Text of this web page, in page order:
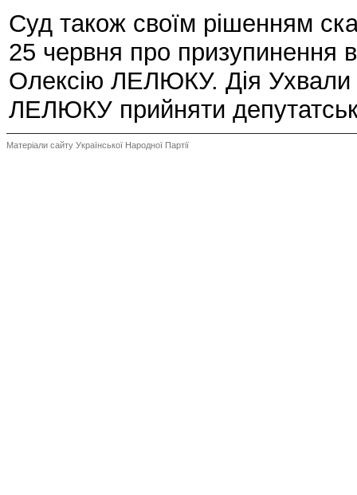
Суд також своїм рішенням
25 червня про призупинення
Олексію ЛЕЛЮКУ. Дія Ухвали
ЛЕЛЮКУ прийняти
Матеріали сайту Української Народної Партії